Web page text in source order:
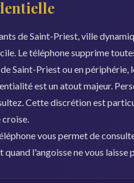
de Saint-Priest, ville
Le téléphone supprime
Saint-Priest ou en périphérie,
est un atout majeur.
Cette discrétion est
croise.
vous permet de
quand l'angoisse ne vous